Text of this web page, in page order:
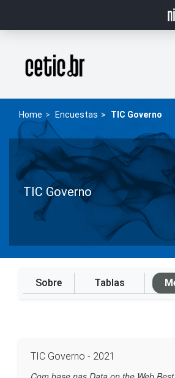
Página inicial
Home Encuestas TIC Governo
TIC Governo
Sobre Tablas
TIC Governo - 2021